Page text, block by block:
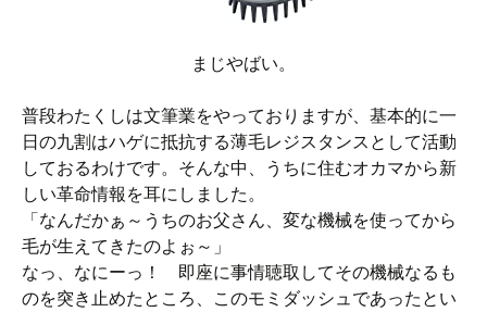
まじやばい。
普段わたくしは文筆業をやっておりますが、基本的に一
日の九割はハゲに抵抗する薄毛レジスタンスとして活動
しておるわけです。そんな中、うちに住むオカマから新
しい革命情報を耳にしました。
「なんだかぁ～うちのお父さん、変な機械を使ってから
毛が生えてきたのよぉ～」
なっ、なにーっ！ 即座に事情聴取してその機械なるも
のを突き止めたところ、このモミダッシュであったとい